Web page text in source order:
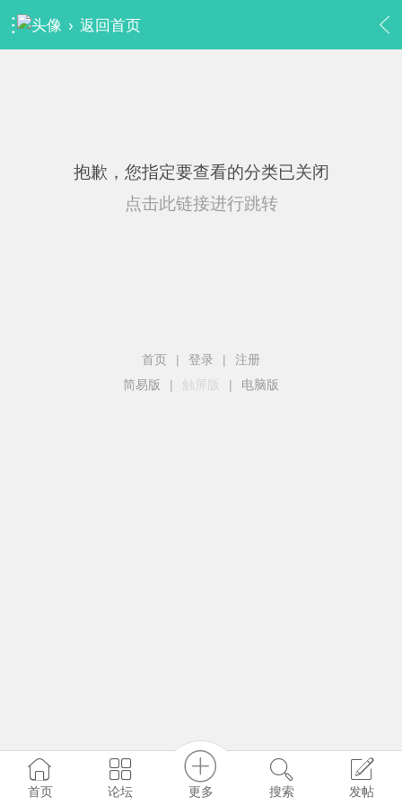
› 返回首页
抱歉，您指定要查看的分类已关闭
点击此链接进行跳转
首页 | 登录 |
注册
简易版
| 触屏版 | 电脑版
首页 论坛 更多 搜索 发帖